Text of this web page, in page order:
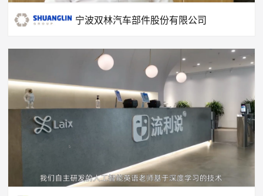
宁波双林汽车部件股份有限公司